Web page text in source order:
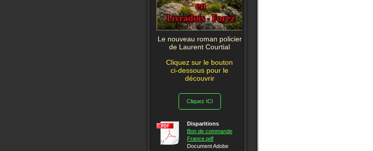
Le nouveau roman policier
de Laurent Courtial
Cliquez sur le bouton
ci-dessous pour le
découvrir
Cliquez ICI
Disparitions
Bon de commande
France.pdf
Document Adobe